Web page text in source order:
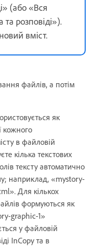
(або «Вся
та розповіді»).
вміст.
файлів, а потім
як
кожного
в файловій
кілька текстових
тексту автоматично
наприклад, «mystory-
Для кількох
формуються як
graphic-1»
у файловій
InCopy та в